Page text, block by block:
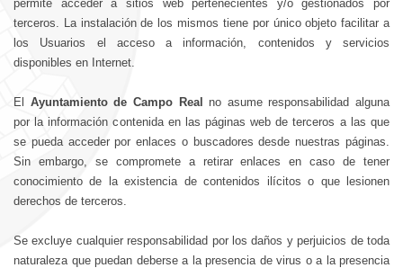
permite acceder a sitios web pertenecientes y/o gestionados por
terceros. La instalación de los mismos tiene por único objeto facilitar a
los Usuarios el acceso a información, contenidos y servicios
disponibles en Internet.
El Ayuntamiento de Campo Real
no asume responsabilidad alguna
por la información contenida en las páginas web de terceros a las que
se pueda acceder por enlaces o buscadores desde nuestras páginas.
Sin embargo, se compromete a retirar enlaces en caso de tener
conocimiento de la existencia de contenidos ilícitos o que lesionen
derechos de terceros.
Se excluye cualquier responsabilidad por los daños y perjuicios de toda
naturaleza que puedan deberse a la presencia de virus o a la presencia